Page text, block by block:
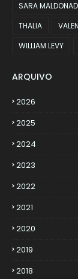
SARA
THALIA
WILLIAM LEVY
ARQUIVO
2026
2025
2024
2023
2022
2021
2020
2019
2018